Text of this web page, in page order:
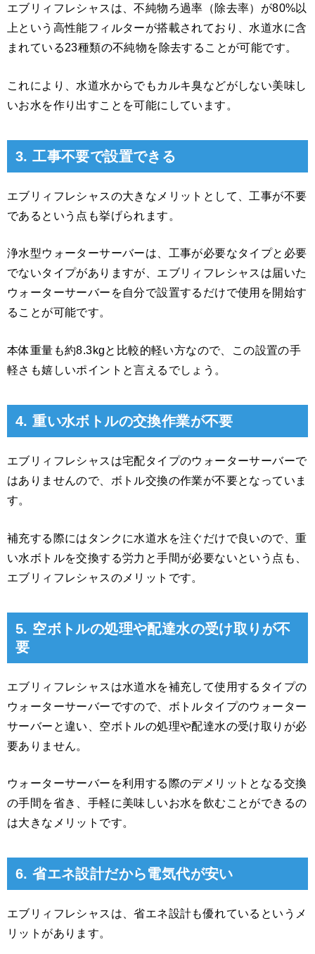
エブリィフレシャスは、不純物ろ過率（除去率）が80%以
上という高性能フィルターが搭載されており、水道水に含
まれている23種類の不純物を除去することが可能です。
これにより、水道水からでもカルキ臭などがしない美味し
いお水を作り出すことを可能にしています。
3. 工事不要で設置できる
エブリィフレシャスの大きなメリットとして、工事が不要
であるという点も挙げられます。
浄水型ウォーターサーバーは、工事が必要なタイプと必要
でないタイプがありますが、エブリィフレシャスは届いた
ウォーターサーバーを自分で設置するだけで使用を開始す
ることが可能です。
本体重量も約8.3kgと比較的軽い方なので、この設置の手
軽さも嬉しいポイントと言えるでしょう。
4. 重い水ボトルの交換作業が不要
エブリィフレシャスは宅配タイプのウォーターサーバーで
はありませんので、ボトル交換の作業が不要となっていま
す。
補充する際にはタンクに水道水を注ぐだけで良いので、重
い水ボトルを交換する労力と手間が必要ないという点も、
エブリィフレシャスのメリットです。
5. 空ボトルの処理や配達水の受け取りが不
要
エブリィフレシャスは水道水を補充して使用するタイプの
ウォーターサーバーですので、ボトルタイプのウォーター
サーバーと違い、空ボトルの処理や配達水の受け取りが必
要ありません。
ウォーターサーバーを利用する際のデメリットとなる交換
の手間を省き、手軽に美味しいお水を飲むことができるの
は大きなメリットです。
6. 省エネ設計だから電気代が安い
エブリィフレシャスは、省エネ設計も優れているというメ
リットがあります。